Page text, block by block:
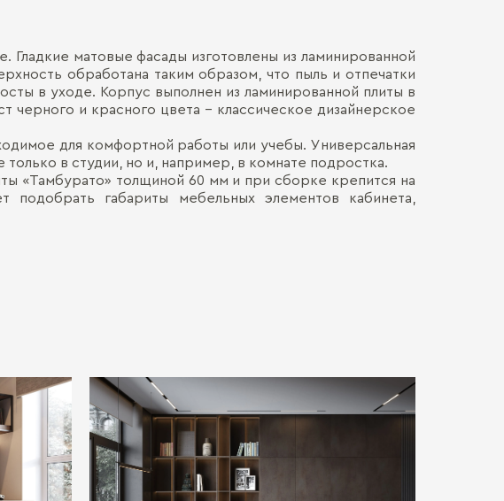
матовые фасады изготовлены из ламинированной
обработана таким образом, что пыль и отпечатки
в уходе. Корпус выполнен из ламинированной плиты в
черного и красного цвета – классическое дизайнерское
для комфортной работы или учебы. Универсальная
в студии, но и, например, в комнате подростка.
«Тамбурато» толщиной 60 мм и при сборке крепится на
подобрать габариты мебельных элементов кабинета,